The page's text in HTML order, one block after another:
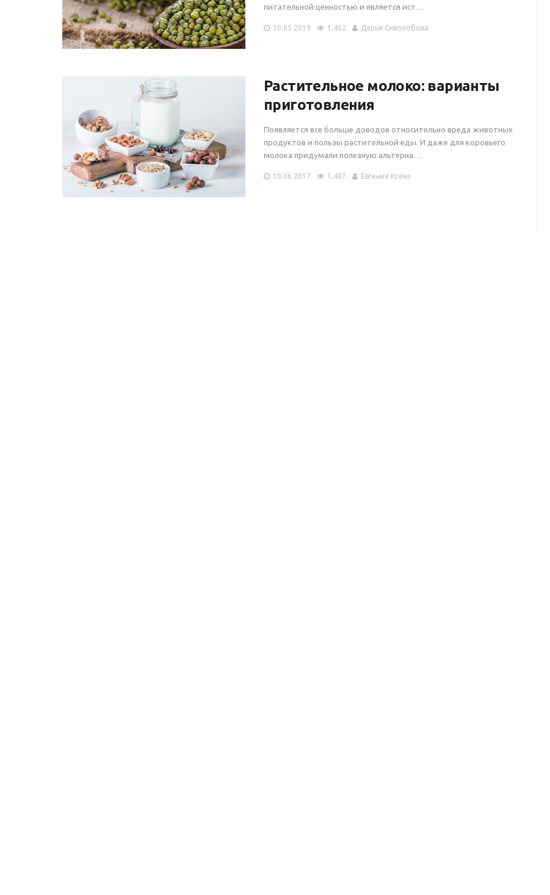
питательной ценностью и является ист…
10.05.2019 1,462 Дарья Сиволобова
Растительное молоко: варианты
приготовления
Появляется все больше доводов относительно вреда животных
продуктов и пользы растительной еды. И даже для коровьего
молока придумали полезную альтерна…
10.06.2017 1,487 Евгения Ксёнз